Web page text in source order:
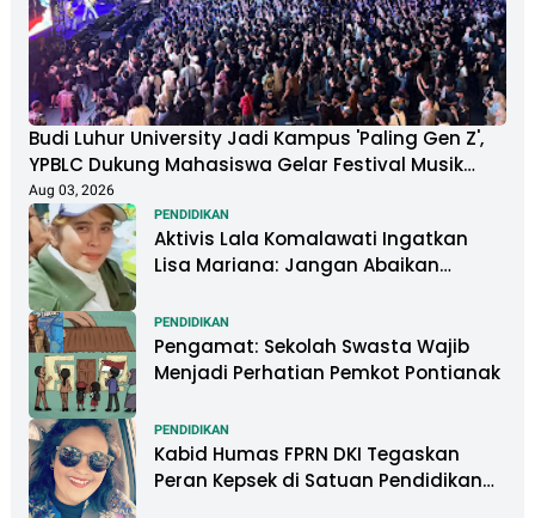
Budi Luhur University Jadi Kampus 'Paling Gen Z',
YPBLC Dukung Mahasiswa Gelar Festival Musik
Berkapasitas Ribuan Penonton
Aug 03, 2026
PENDIDIKAN
Aktivis Lala Komalawati Ingatkan
Lisa Mariana: Jangan Abaikan
DNA
PENDIDIKAN
Pengamat: Sekolah Swasta Wajib
Menjadi Perhatian Pemkot Pontianak
PENDIDIKAN
Kabid Humas FPRN DKI Tegaskan
Peran Kepsek di Satuan Pendidikan